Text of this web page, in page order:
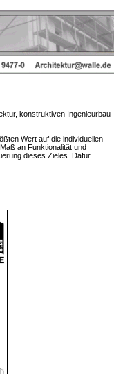
konstruktiven Ingenieurbau
Wert auf die individuellen
an Funktionalität und
dieses Zieles. Dafür